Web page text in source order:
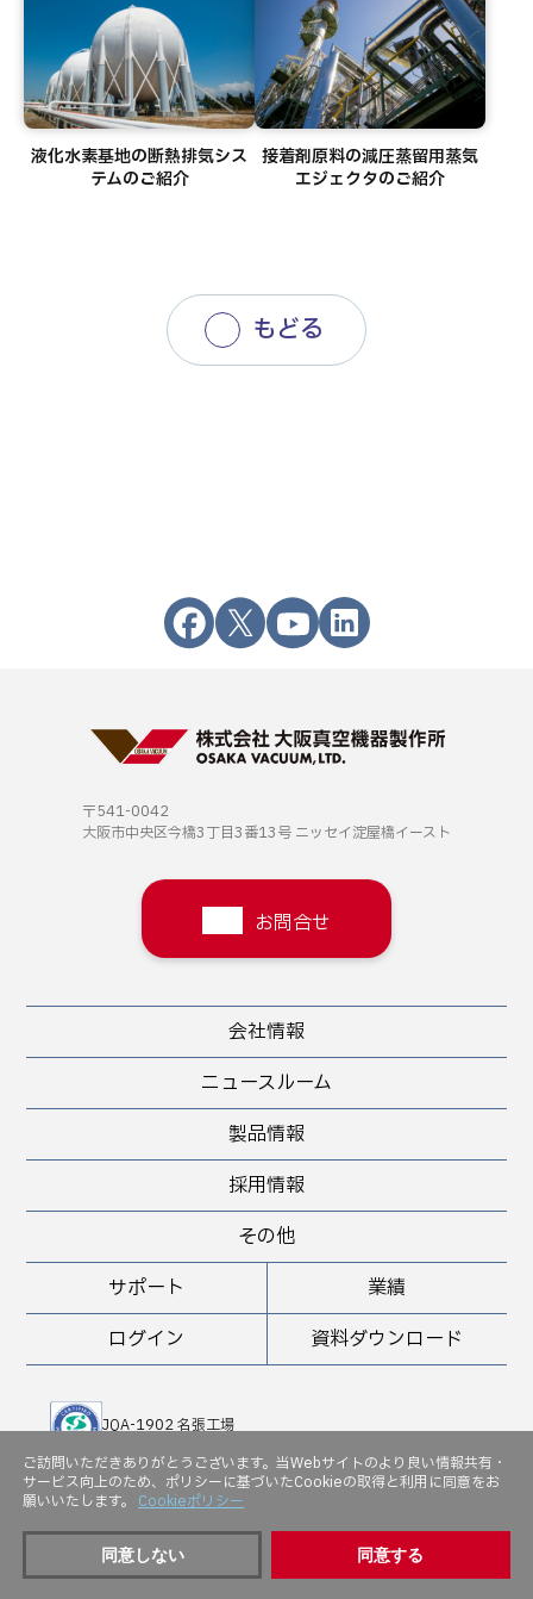
液化水素基地の断熱排気シス
テムのご紹介
接着剤原料の減圧蒸留用蒸気
エジェクタのご紹介
もどる
〒541-0042
大阪市中央区今橋3丁目3番13号 ニッセイ淀屋橋イースト
お問合せ
会社情報
ニュースルーム
製品情報
サポート 業績
採用情報
ログイン 資料ダウンロード
その他
JQA-1902 名張工場
JQA-EM 5143
Copyright (C) Osaka Vacuum, Ltd. All rights reserved.
ご訪問いただきありがとうございます。当Webサイトのより良い情報共有・
サービス向上のため、ポリシーに基づいたCookieの取得と利用に同意をお
願いいたします。 Cookieポリシー
同意しない 同意する